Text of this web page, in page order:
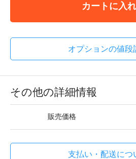
カートに入
オプションの値段
その他の詳細情報
販売価格
支払い・配送につ